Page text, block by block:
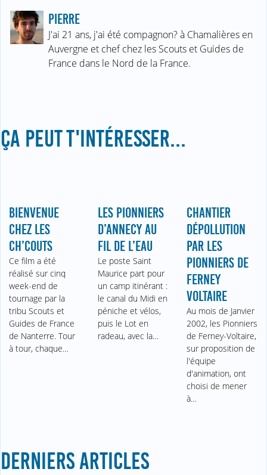
PIERRE
J'ai 21 ans, j'ai été compagnon? à Chamalières en
Auvergne et chef chez les Scouts et Guides de
France dans le Nord de la France.
ÇA PEUT T'INTÉRESSER...
BIENVENUE
CHEZ LES
CH’COUTS
Ce film a été
réalisé sur cinq
week-end de
tournage par la
tribu Scouts et
Guides de France
de Nanterre. Tour
à tour, chaque…
LES PIONNIERS
D’ANNECY AU
FIL DE L’EAU
Le poste Saint
Maurice part pour
un camp itinérant :
le canal du Midi en
péniche et vélos,
puis le Lot en
radeau, avec la…
CHANTIER
DÉPOLLUTION
PAR LES
PIONNIERS DE
FERNEY
VOLTAIRE
Au mois de Janvier
2002, les Pionniers
de Ferney-Voltaire,
sur proposition de
l'équipe
d'animation, ont
choisi de mener
à…
DERNIERS ARTICLES